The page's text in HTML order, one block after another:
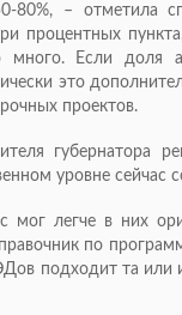
80%, – отметила
процентных
много. Если доля
это
проектов.
губернатора
уровне сейчас
мог легче в них
по
подходит та или